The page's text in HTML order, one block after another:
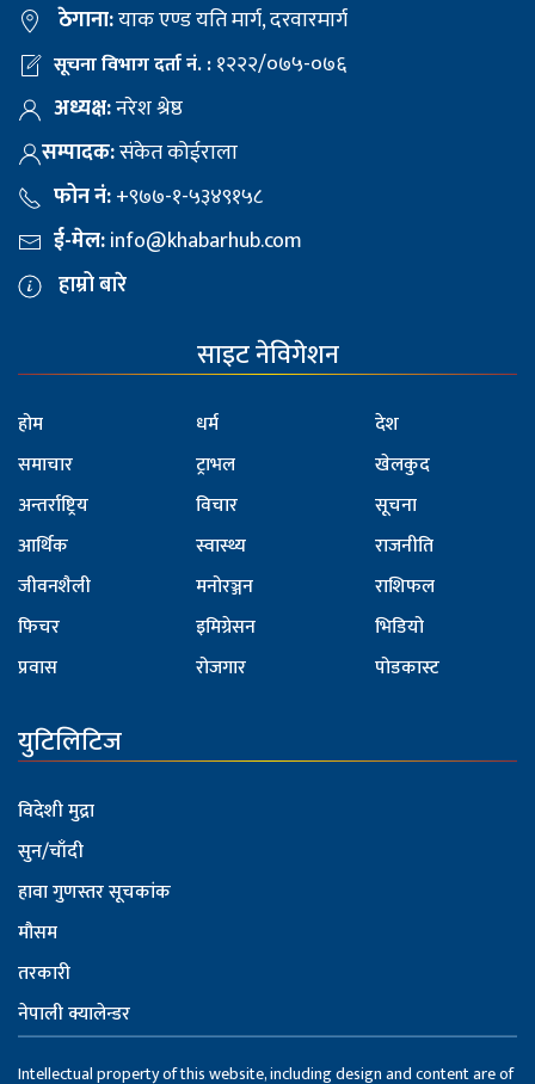
ठेगाना:याक एण्ड यति मार्ग, दरवारमार्ग
सूचना विभाग दर्ता नं. :१२२२/०७५-०७६
अध्यक्ष:नरेश श्रेष्ठ
सम्पादक:संकेत कोईराला
फोन नं:+९७७-१-५३४९१५८
ई-मेल:info@khabarhub.com
हाम्रो बारे
साइट नेविगेशन
होम
समाचार
अन्तर्राष्ट्रिय
आर्थिक
जीवनशैली
फिचर
प्रवास
धर्म
ट्राभल
विचार
स्वास्थ्य
मनोरञ्जन
इमिग्रेसन
रोजगार
देश
खेलकुद
सूचना
राजनीति
राशिफल
भिडियो
पोडकास्ट
युटिलिटिज
विदेशी मुद्रा
सुन/चाँदी
हावा गुणस्तर सूचकांक
मौसम
तरकारी
नेपाली क्यालेन्डर
Intellectual property of this website, including design and content are of